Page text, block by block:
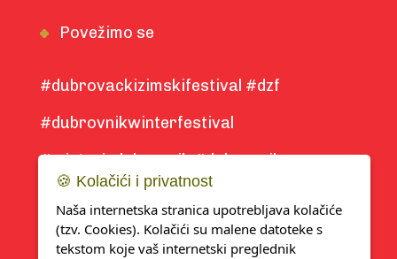
Povežimo se
#dubrovackizimskifestival #dzf
#dubrovnikwinterfestival
#winterindubrovnik #dubrovnik
🍪 Kolačići i privatnost
Naša internetska stranica upotrebljava kolačiće
(tzv. Cookies). Kolačići su malene datoteke s
tekstom koje vaš internetski preglednik